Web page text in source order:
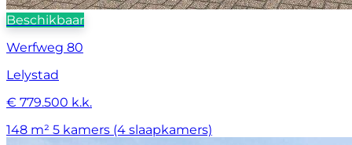
Beschikbaar
Werfweg 80
Lelystad
€ 779.500 k.k.
148 m² 5 kamers (4 slaapkamers)